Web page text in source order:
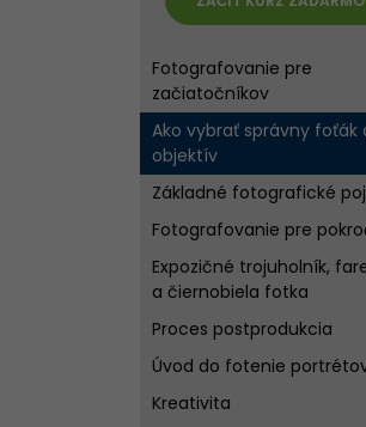
Fotografovanie pre
začiatočníkov
Ako vybrať správny foťák
objektív
Základné fotografické
Fotografovanie pre
Expozičné trojuholník,
a čiernobiela fotka
Proces postprodukcia
Úvod do fotenie
Kreativita